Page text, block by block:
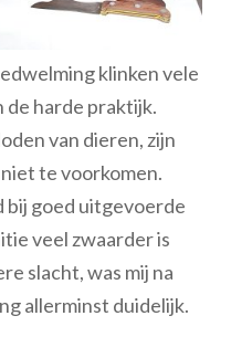
klinken vele
de harde praktijk.
van dieren, zijn
te voorkomen.
bij goed uitgevoerde
veel zwaarder is
slacht, was mij na
allerminst duidelijk.